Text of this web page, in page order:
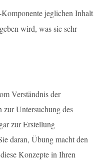
jeglichen Inhalt
wird, was sie sehr
Verständnis der
Untersuchung des
zur Erstellung
daran, Übung macht den
Konzepte in Ihren